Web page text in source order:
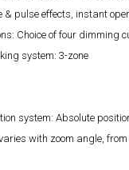
& pulse effects, instant
Choice of four dimming
system: 3-zone
system: Absolute
with zoom angle,